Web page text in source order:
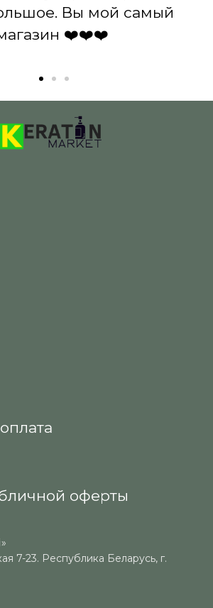
Вы мой самый
❤️❤️❤️
оферты
7-23. Республика Беларусь, г.